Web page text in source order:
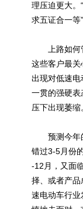
理压迫更大。
求五证合一等
上路如何管
这些客户最
出现对低速
一贯的强硬
压下出现萎缩
预测今年的
错过3-5月份
-12月，又面
择、或者产
速电动车行